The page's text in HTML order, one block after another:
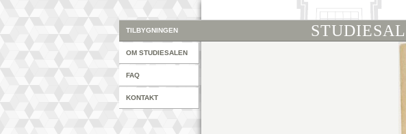
TILBYGNINGEN
OM STUDIESALEN
FAQ
KONTAKT